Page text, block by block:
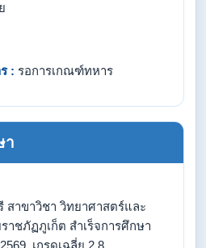
: รอการเกณฑ์ทหาร
า
าขาวิชา วิทยาศาสตร์และ
ชภัฏภูเก็ต สำเร็จการศึกษา
เกรดเฉลี่ย 2.8